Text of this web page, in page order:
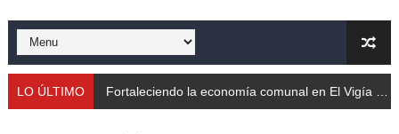
Iniciación al yoga reúne a diversos clubes deportivos
Mincomunas impulsa el autogobierno en Mérida con
LO ÚLTIMO Fortaleciendo la economía comunal en El Vigía con microcréditos a emprendedores y productor